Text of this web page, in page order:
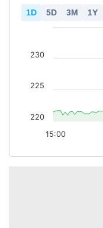
1D 5D 3M 1Y
15:00
220
225
230